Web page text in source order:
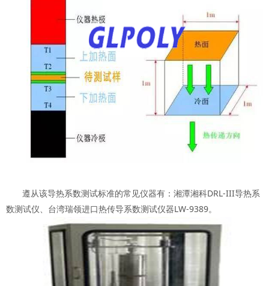
遵从该导热系数测试标准的常见仪器有：湘潭湘科DRL-III导热系
数测试仪、台湾瑞领进口热传导系数测试仪器LW-9389。